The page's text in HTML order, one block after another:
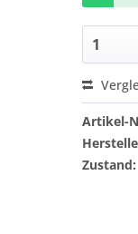
Artikel-
Zustand: